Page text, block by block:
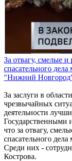
За отвагу, смелые
спасательного
"Нижний
За заслуги в
чрезвычайных
деятельности
Государственными
что за отвагу,
спасательного
Среди них -
Кострова.